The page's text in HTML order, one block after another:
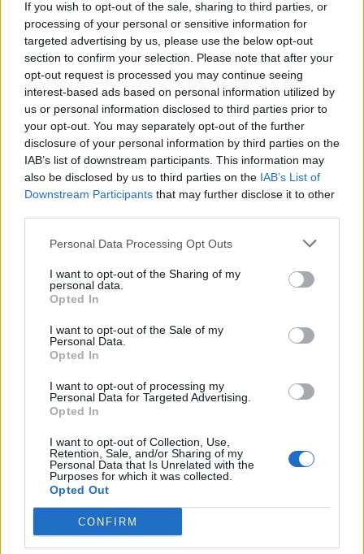
If you wish to opt-out of the sale, sharing to third parties, or
processing of your personal or sensitive information for
targeted advertising by us, please use the below opt-out
section to confirm your selection. Please note that after your
opt-out request is processed you may continue seeing
interest-based ads based on personal information utilized by
us or personal information disclosed to third parties prior to
your opt-out. You may separately opt-out of the further
disclosure of your personal information by third parties on the
IAB’s list of downstream participants. This information may
also be disclosed by us to third parties on the IAB’s List of
Downstream Participants that may further disclose it to other
Personal Data Processing Opt Outs
I want to opt-out of the Sharing of my
personal data.
Opted In
I want to opt-out of the Sale of my
Personal Data.
Opted In
I want to opt-out of processing my
Personal Data for Targeted Advertising.
Opted In
I want to opt-out of Collection, Use,
Retention, Sale, and/or Sharing of my
Personal Data that Is Unrelated with the
Purposes for which it was collected.
Opted Out
CONFIRM